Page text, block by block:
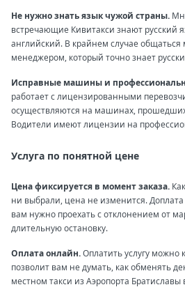
Не нужно знать язык чужой страны.
встречающие Кивитакси знают
английский. В крайнем случае общаться
менеджером, который точно знает
Исправные машины и
работает с лицензированными
осуществляются на машинах,
Водители имеют лицензии на
Услуга по понятной цене
Цена фиксируется в момент заказа.
ни выбрали, цена не изменится.
вам нужно проехать с отклонением от
длительную остановку.
Оплата онлайн.Оплатить услугу можно
позволит вам не думать, как обменять
местном такси из Аэропорта Братиславы